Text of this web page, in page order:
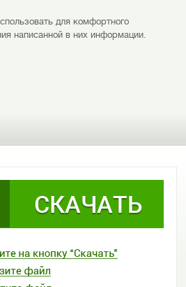
для комфортного
написанной в них информации.